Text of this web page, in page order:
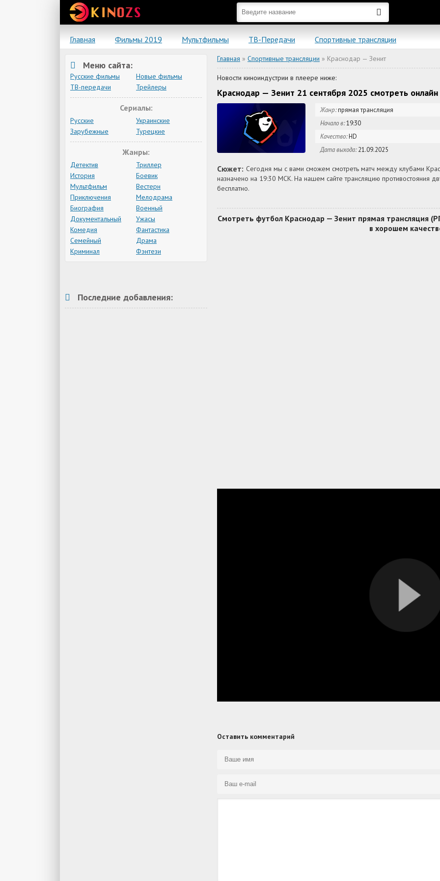
Главная Фильмы 2019 Мультфильмы ТВ-Передачи Спортивные трансляции
Главная » Спортивные трансляции » Краснодар — Зенит
Новости киноиндустрии в плеере ниже:
Краснодар — Зенит 21 сентября 2025 смотреть онлайн
Жанр:прямая трансляция
Начало в:19:30
Качество:HD
Дата выхода:21.09.2025
Сюжет: Сегодня мы с вами сможем смотреть матч между клубами
назначено на 19:30 МСК. На нашем сайте трансляцию противостояния
бесплатно.
Смотреть футбол Краснодар — Зенит прямая трансляция
в хорошем
Оставить комментарий
Меню сайта:
Русские фильмы
Новые фильмы
ТВ-передачи
Трейлеры
Сериалы:
Русские
Украинские
Зарубежные
Турецкие
Жанры:
Детектив
Триллер
История
Боевик
Мультфильм
Вестерн
Приключения
Мелодрама
Биография
Военный
Документальный
Ужасы
Комедия
Фантастика
Семейный
Драма
Криминал
Фэнтези
Последние добавления: